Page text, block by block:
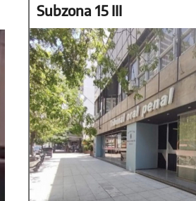
Subzona 15 III